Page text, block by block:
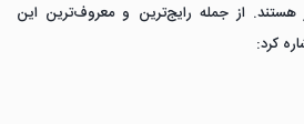
هستند. از جمله رایج‌ترین و معروف‌ترین این
کرد: